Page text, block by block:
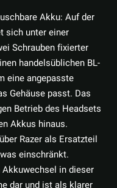
Akku: Auf der
sich unter einer
Schrauben fixierter
handelsüblichen BL-
eine angepasste
Gehäuse passt. Das
Betrieb des Headsets
Akkus hinaus.
Razer als Ersatzteil
einschränkt.
in dieser
dar und ist als klarer